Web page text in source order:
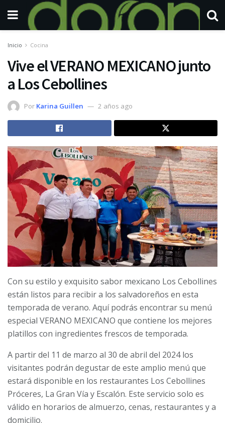
Inicio Cocina
Vive el VERANO MEXICANO junto
a Los Cebollines
Por Karina Guillen 2 años ago
Con su estilo y exquisito sabor mexicano Los Cebollines
están listos para recibir a los salvadoreños en esta
temporada de verano. Aquí podrás encontrar su menú
especial VERANO MEXICANO que contiene los mejores
platillos con ingredientes frescos de temporada.
A partir del 11 de marzo al 30 de abril del 2024 los
visitantes podrán degustar de este amplio menú que
estará disponible en los restaurantes Los Cebollines
Próceres, La Gran Vía y Escalón. Este servicio solo es
válido en horarios de almuerzo, cenas, restaurantes y a
domicilio.